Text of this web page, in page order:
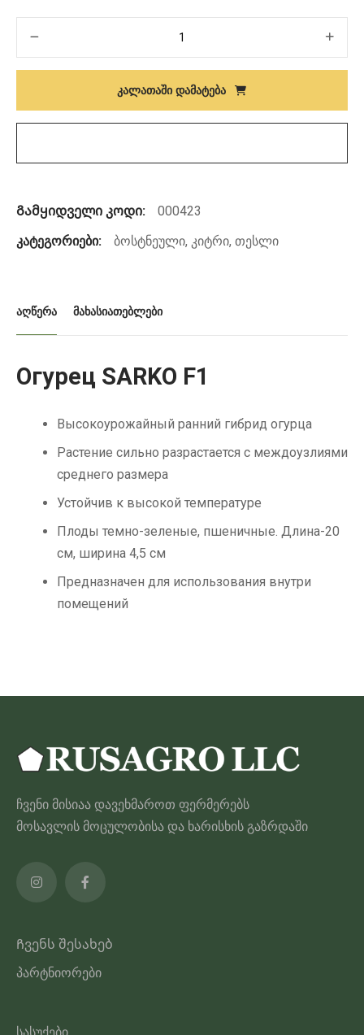
огурца
ᲙᲐᲚᲐᲗᲐᲨᲘ ᲓᲐᲛᲐᲢᲔᲑᲐ
Გამყიდველი კოდი:
000423
კატეგორიები:
ბოსტნეული, კიტრი, თესლი
ᲐᲦᲬᲔᲠᲐ ᲛᲐᲮᲐᲡᲘᲐᲗᲔᲑᲚᲔᲑᲘ
Огурец SARKO F1
Высокоурожайный ранний гибрид огурца
Растение сильно разрастается с междоузлиями
среднего размера
Устойчив к высокой температуре
Плоды темно-зеленые, пшеничные. Длина-20
см, ширина 4,5 см
Предназначен для использования внутри
помещений
ჩვენი მისიაა დავეხმაროთ ფერმერებს
მოსავლის მოცულობისა და ხარისხის გაზრდაში
Ჩვენს შესახებ
პარტნიორები